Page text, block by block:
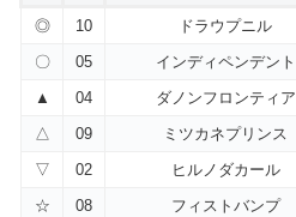
◎ 10 ドラウプニル
〇
05 インディペンデント
▲
04 ダノンフロンティア
△
09 ミツカネプリンス
▽
02 ヒルノダカール
☆
08 フィストバンプ